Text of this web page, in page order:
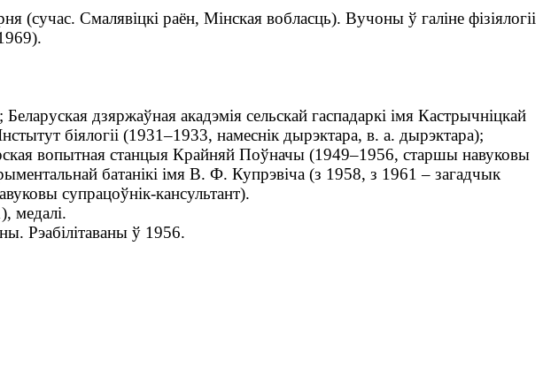
(сучас. Смалявіцкі раён, Мінская вобласць). Вучоны ў галіне фізіялогіі
дзяржаўная акадэмія сельскай гаспадаркі імя Кастрычніцкай
біялогіі (1931–1933, намеснік дырэктара, в. а. дырэктара);
вопытная станцыя Крайняй Поўначы (1949–1956, старшы навуковы
батанікі імя В. Ф. Купрэвіча (з 1958, з 1961 – загадчык
супрацоўнік-кансультант).
медалі.
Рэабілітаваны ў 1956.